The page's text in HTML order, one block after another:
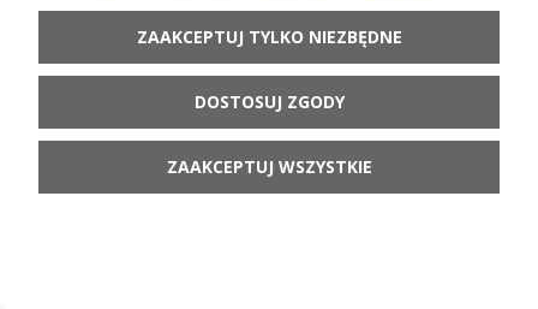
Kubek V 0,3 L K081 DPML Manufaktura w
ZAAKCEPTUJ TYLKO NIEZBĘDNE
DOSTOSUJ ZGODY
ZAAKCEPTUJ WSZYSTKIE